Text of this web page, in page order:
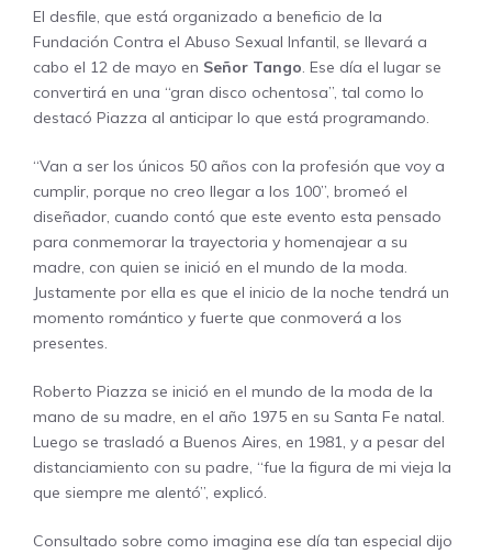
El desfile, que está organizado a beneficio de la
Fundación Contra el Abuso Sexual Infantil, se llevará a
cabo el 12 de mayo en Señor Tango. Ese día el lugar se
convertirá en una “gran disco ochentosa”, tal como lo
destacó Piazza al anticipar lo que está programando.
“Van a ser los únicos 50 años con la profesión que voy a
cumplir, porque no creo llegar a los 100”, bromeó el
diseñador, cuando contó que este evento esta pensado
para conmemorar la trayectoria y homenajear a su
madre, con quien se inició en el mundo de la moda.
Justamente por ella es que el inicio de la noche tendrá un
momento romántico y fuerte que conmoverá a los
presentes.
Roberto Piazza se inició en el mundo de la moda de la
mano de su madre, en el año 1975 en su Santa Fe natal.
Luego se trasladó a Buenos Aires, en 1981, y a pesar del
distanciamiento con su padre, “fue la figura de mi vieja la
que siempre me alentó”, explicó.
Consultado sobre como imagina ese día tan especial dijo